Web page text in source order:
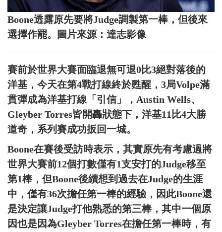
Boone透露原先要將Judge調製第一棒，但後來
選擇作罷。圖片來源：達志影像
賽前於世界大賽面臨退無可退0比3絕對落後的
洋基，今天在第4戰打線終於甦醒，3局Volpe滿
貫彈成為洋基打線「引信」，Austin Wells、
Gleyber Torres皆開轟狀態下，洋基11比4大勝
道奇，系列賽成功扳回一城。
Boone在賽後受訪時表示，其實原先有考慮過將
世界大賽前12個打數僅有1支安打的Judge移至
第1棒，但Boone後續想到過去在Judge的生涯
中，僅有36次擔任第一棒的經驗，因此Boone還
是決定讓Judge打他熟悉的第三棒，其中一個原
因也是因為Gleyber Torres在擔任第一棒時，有